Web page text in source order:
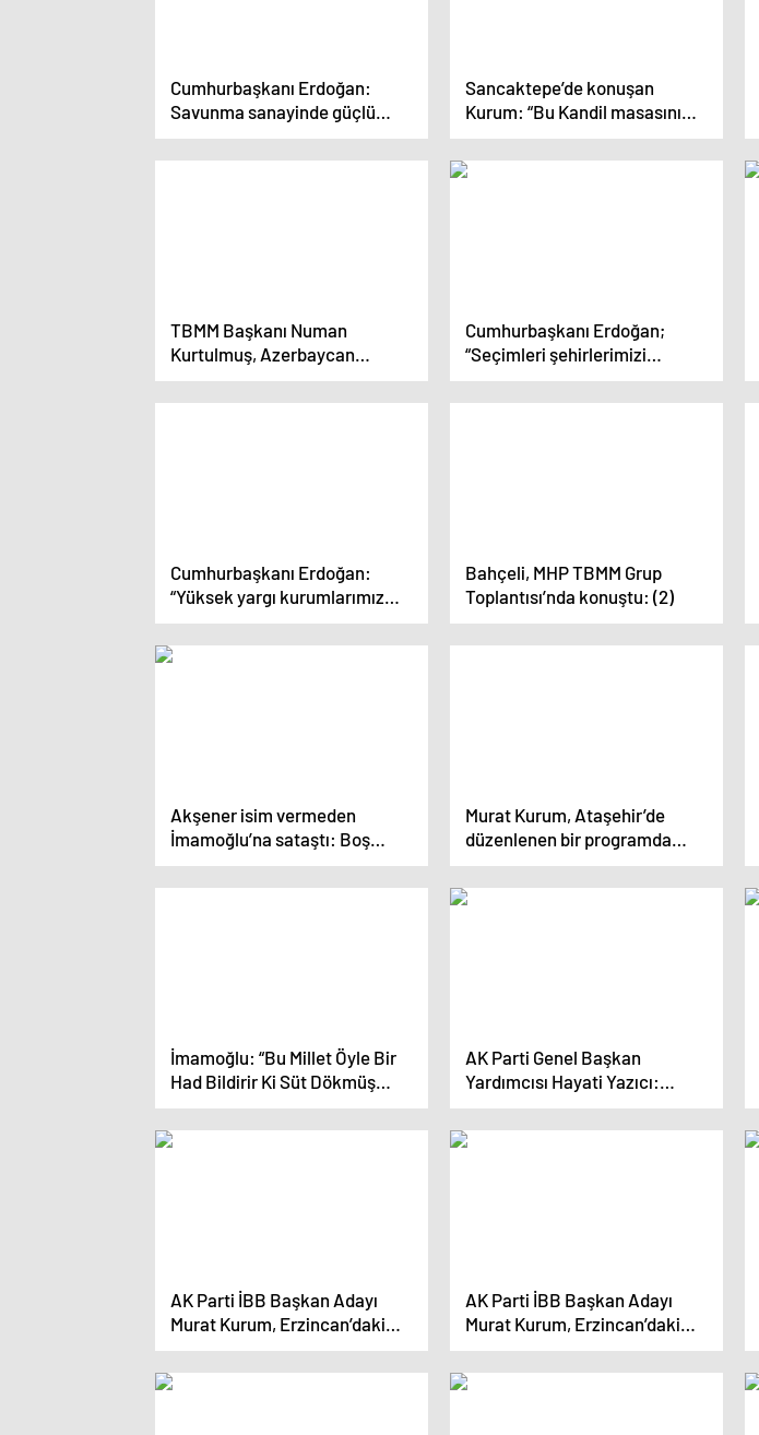
Cumhurbaşkanı Erdoğan:
Savunma sanayinde güçlü
olmak bir beka meselesidir
Sancaktepe’de konuşan
Kurum: “Bu Kandil masasını
hep birlikte dağıtacağız”
TBMM Başkanı Numan
Kurtulmuş, Azerbaycan
Başbakanı Ali Asadov ile
görüştü
Cumhurbaşkanı Erdoğan;
“Seçimleri şehirlerimizi
Türkiye Yüzyılı’na hazırlayacak
adımların ilki olarak görüyoruz”
Cumhurbaşkanı Erdoğan:
“Yüksek yargı kurumlarımız
arasındaki ihtilafı gidermek
mecburiyetindeyiz”
Bahçeli, MHP TBMM Grup
Toplantısı’nda konuştu: (2)
Akşener isim vermeden
İmamoğlu’na sataştı: Boş
zamanlarında İstanbul’da
olanlar bu şehri yönetemez
Murat Kurum, Ataşehir’de
düzenlenen bir programda
konuştu
İmamoğlu: “Bu Millet Öyle Bir
Had Bildirir Ki Süt Dökmüş
Kediye Dönersiniz”
AK Parti Genel Başkan
Yardımcısı Hayati Yazıcı:
Milletin önündeki engelleri
bertaraf ettik
AK Parti İBB Başkan Adayı
Murat Kurum, Erzincan’daki
Maden Faciası Hakkında
Konuştu
AK Parti İBB Başkan Adayı
Murat Kurum, Erzincan’daki
Maden Faciası Hakkında
Konuştu